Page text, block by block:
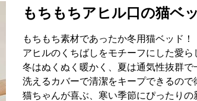
もちもちアヒル口の猫ベ
もちもち素材であったか冬用猫ベッド！
アヒルのくちばしをモチーフにした愛ら
冬はぬくぬく暖かく、夏は通気性抜群で
洗えるカバーで清潔をキープできるので
猫ちゃんが喜ぶ、寒い季節にぴったりの